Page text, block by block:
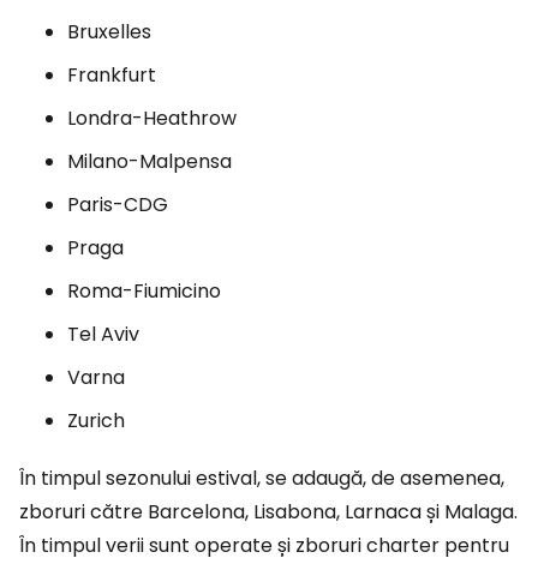
Bruxelles
Frankfurt
Londra-Heathrow
Milano-Malpensa
Paris-CDG
Praga
Roma-Fiumicino
Tel Aviv
Varna
Zurich
În timpul sezonului estival, se adaugă, de asemenea,
zboruri către Barcelona, Lisabona, Larnaca și Malaga.
În timpul verii sunt operate și zboruri charter pentru